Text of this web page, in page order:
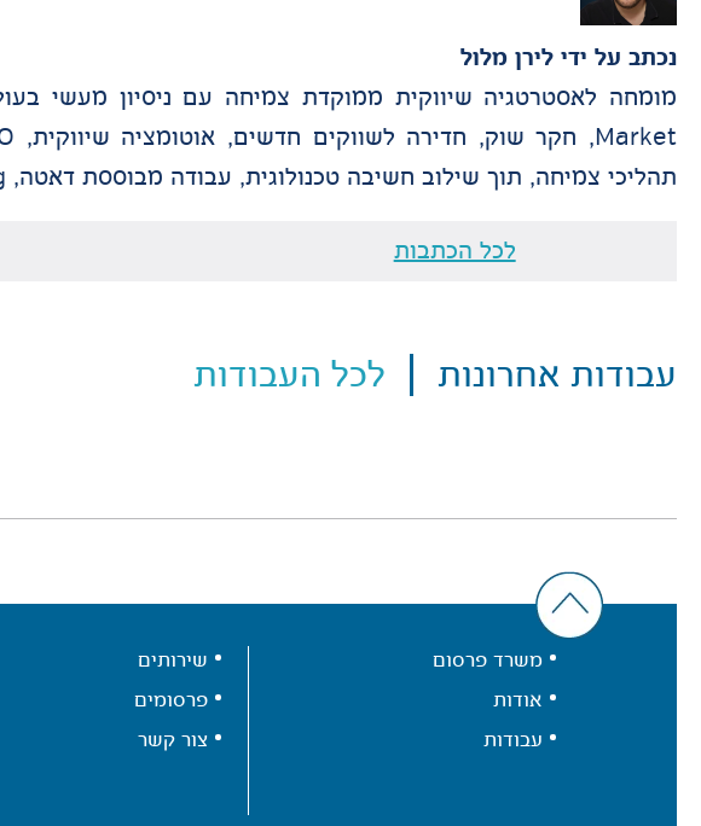
נכתב על ידי לירן מלול
תהליכי צמיחה, תוך שילוב חשיבה טכנולוגית, עבודה מבוססת דאטה, Data Tracking וניהול פעילות שיווקית מקצה לקצה.
לכל הכתבות
עבודות אחרונות לכל העבודות
משרד פרסום
אודות
עבודות
שירותים
פרסומים
צור קשר